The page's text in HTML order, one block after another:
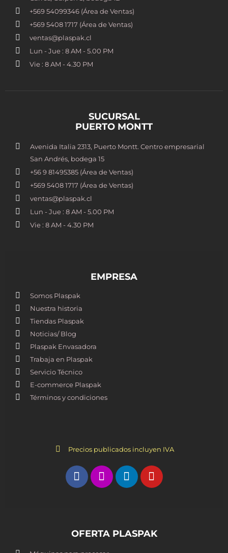
+569 54099346 (Área de Ventas)
+569 5408 1717 (Área de Ventas)
ventas@plaspak.cl
Lun - Jue : 8 AM - 5.00 PM
Vie : 8 AM - 4.30 PM
SUCURSAL
PUERTO MONTT
Avenida Italia 2313, Puerto Montt. Centro empresarial
San Andrés, bodega 15
+56 9 81495385 (Área de Ventas)
+569 5408 1717 (Área de Ventas)
ventas@plaspak.cl
Lun - Jue : 8 AM - 5.00 PM
Vie : 8 AM - 4.30 PM
EMPRESA
Somos Plaspak
Nuestra historia
Tiendas Plaspak
Noticias/ Blog
Plaspak Envasadora
Trabaja en Plaspak
Servicio Técnico
E-commerce Plaspak
Términos y condiciones
Precios publicados incluyen IVA
OFERTA PLASPAK